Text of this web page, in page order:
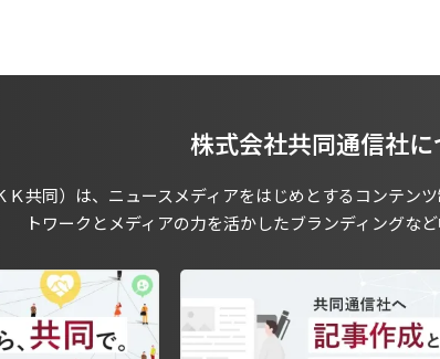
株式会社共同通信社に
共同）は、ニュースメディアをはじめとするコンテン
トワークとメディアの力を活かしたブランディングな